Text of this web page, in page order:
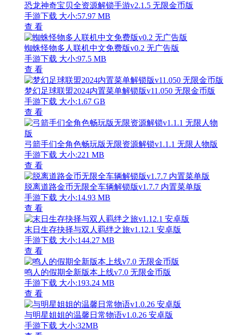
恐龙神奇宝贝全资源解锁手游v2.1.5 无限金币版
手游下载 大小:57.97 MB
查 看
蜘蛛怪物多人联机中文免费版v0.2 无广告版
手游下载 大小:97.5 MB
查 看
梦幻足球联盟2024内置菜单解锁版v11.050 无限金币版
手游下载 大小:1.67 GB
查 看
弓箭手们全角色畅玩版无限资源解锁v1.1.1 无限人物版
手游下载 大小:221 MB
查 看
脱离道路金币无限全车辆解锁版v1.7.7 内置菜单版
手游下载 大小:14.93 MB
查 看
末日生存抉择与双人羁绊之旅v1.12.1 安卓版
手游下载 大小:144.27 MB
查 看
鸣人的假期全新版本上线v7.0 无限金币版
手游下载 大小:193.24 MB
查 看
与明星姐姐的温馨日常物语v1.0.26 安卓版
手游下载 大小:32MB